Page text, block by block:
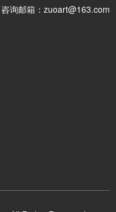
咨询邮箱：zuoart@163.com